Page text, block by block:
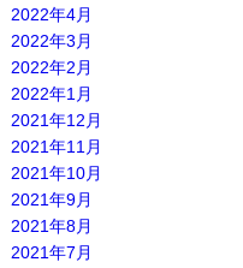
2022年4月
2022年3月
2022年2月
2022年1月
2021年12月
2021年11月
2021年10月
2021年9月
2021年8月
2021年7月